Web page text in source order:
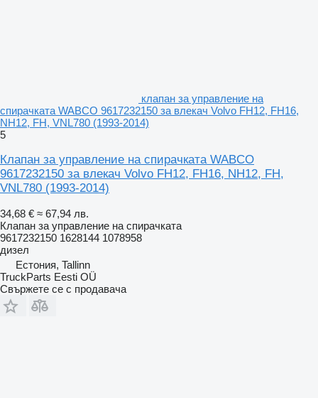
клапан за управление на
спирачката WABCO 9617232150 за влекач Volvo FH12, FH16,
NH12, FH, VNL780 (1993-2014)
5
Клапан за управление на спирачката WABCO
9617232150 за влекач Volvo FH12, FH16, NH12, FH,
VNL780 (1993-2014)
34,68 € ≈ 67,94 лв.
Клапан за управление на спирачката
9617232150 1628144 1078958
дизел
Естония, Tallinn
TruckParts Eesti OÜ
Свържете се с продавача